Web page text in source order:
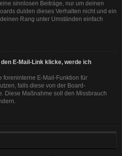
sinnlosen Beiträge, nur um deinen
dulden dieses Verhalten nicht und ein
Rang unter Umständen einfach
E-Mail-Link klicke, werde ich
foreninterne E-Mail-Funktion für
falls diese von der Board-
Diese Maßnahme soll den Missbrauch